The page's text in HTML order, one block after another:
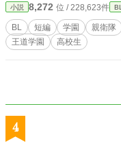
小説 8,272 位 / 228,623件 BL
BL 短編 学園 親衛隊
王道学園
高校生
4